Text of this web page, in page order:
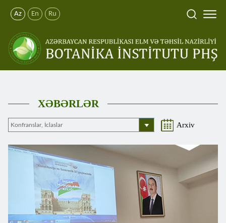
Az En Ru
XƏBƏRLƏR
Arxiv